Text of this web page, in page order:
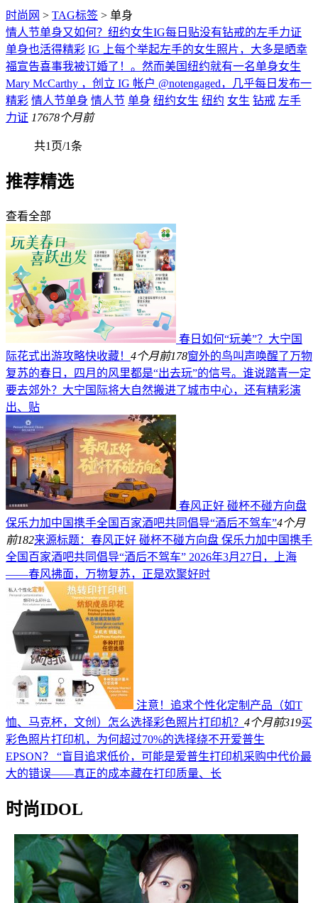
时尚网 > TAG标签 > 单身
情人节单身又如何？纽约女生IG每日贴没有钻戒的左手力证
单身也活得精彩 IG 上每个举起左手的女生照片，大多是晒幸
福宣告喜事我被订婚了！。然而美国纽约就有一名单身女生
Mary McCarthy ，创立 IG 帐户 @notengaged，几乎每日发布一
精彩 情人节单身 情人节 单身 纽约女生 纽约 女生 钻戒 左手
力证 17678个月前
共1页/1条
推荐精选
查看全部
春日如何“玩美”？大宁国
际花式出游攻略快收藏！ 4个月前178窗外的鸟叫声唤醒了万物
复苏的春日，四月的风里都是“出去玩”的信号。谁说踏青一定
要去郊外？大宁国际将大自然搬进了城市中心，还有精彩演
出、贴
春风正好 碰杯不碰方向盘
保乐力加中国携手全国百家酒吧共同倡导“酒后不驾车”4个月
前182来源标题：春风正好 碰杯不碰方向盘 保乐力加中国携手
全国百家酒吧共同倡导“酒后不驾车” 2026年3月27日，上海
——春风拂面，万物复苏，正是欢聚好时
注意！追求个性化定制产品（如T
恤、马克杯，文创）怎么选择彩色照片打印机？ 4个月前319买
彩色照片打印机，为何超过70%的选择绕不开爱普生
EPSON？ “盲目追求低价，可能是爱普生打印机采购中代价最
大的错误——真正的成本藏在打印质量、长
时尚IDOL